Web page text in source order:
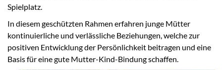
Spielplatz.
In diesem geschützten Rahmen erfahren junge Mütter
kontinuierliche und verlässliche Beziehungen, welche zur
positiven Entwicklung der Persönlichkeit beitragen und eine
Basis für eine gute Mutter-Kind-Bindung schaffen.